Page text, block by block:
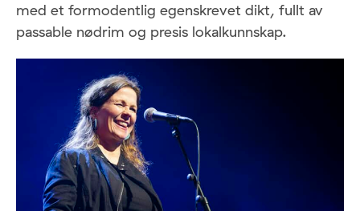
med et formodentlig egenskrevet dikt, fullt av
passable nødrim og presis lokalkunnskap.